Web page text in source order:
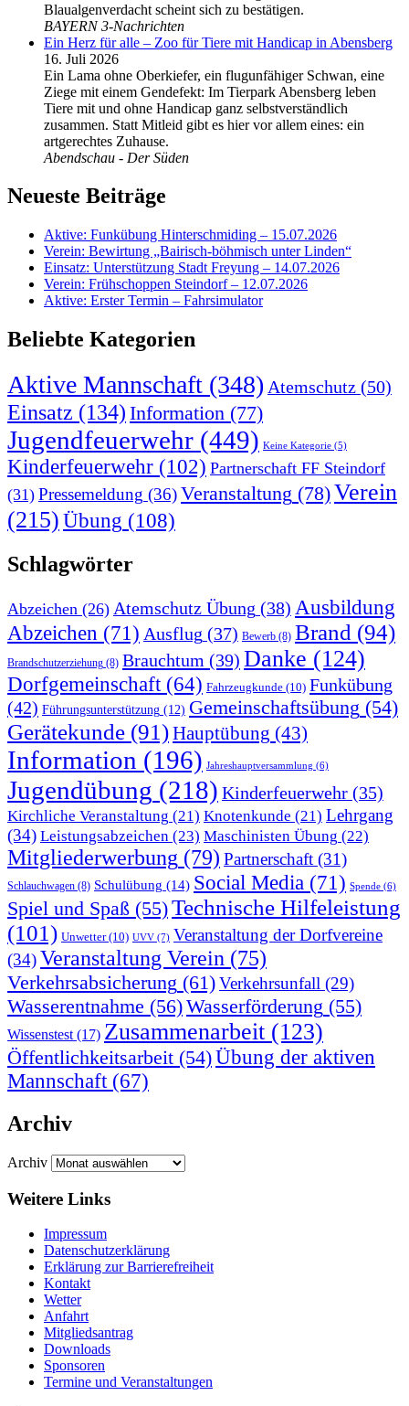
Blaualgenverdacht scheint sich zu bestätigen.
BAYERN 3-Nachrichten
Ein Herz für alle – Zoo für Tiere mit Handicap in Abensberg
16. Juli 2026
Ein Lama ohne Oberkiefer, ein flugunfähiger Schwan, eine
Ziege mit einem Gendefekt: Im Tierpark Abensberg leben
Tiere mit und ohne Handicap ganz selbstverständlich
zusammen. Statt Mitleid gibt es hier vor allem eines: ein
artgerechtes Zuhause.
Abendschau - Der Süden
Neueste Beiträge
Aktive: Funkübung Hinterschmiding – 15.07.2026
Verein: Bewirtung „Bairisch-böhmisch unter Linden“
Einsatz: Unterstützung Stadt Freyung – 14.07.2026
Verein: Frühschoppen Steindorf – 12.07.2026
Aktive: Erster Termin – Fahrsimulator
Beliebte Kategorien
Aktive Mannschaft (348) Atemschutz (50)
Einsatz (134) Information (77)
Jugendfeuerwehr (449) Keine Kategorie (5)
Kinderfeuerwehr (102) Partnerschaft FF Steindorf
(31) Pressemeldung (36)Veranstaltung (78)Verein
(215)Übung (108)
Schlagwörter
Abzeichen (26) Atemschutz Übung (38) Ausbildung
Abzeichen (71) Ausflug (37) Bewerb (8) Brand (94)
Brandschutzerziehung (8) Brauchtum (39) Danke (124)
Dorfgemeinschaft(64) Fahrzeugkunde (10) Funkübung
(42) Führungsunterstützung (12) Gemeinschaftsübung (54)
Gerätekunde (91)Hauptübung (43)
Information (196) Jahreshauptversammlung (6)
Jugendübung (218) Kinderfeuerwehr (35)
Kirchliche Veranstaltung (21) Knotenkunde (21) Lehrgang
(34) Leistungsabzeichen (23) Maschinisten Übung (22)
Mitgliederwerbung (79) Partnerschaft (31)
Schlauchwagen (8) Schulübung (14) Social Media (71) Spende (6)
Spiel und Spaß (55)Technische Hilfeleistung
(101) Unwetter(10) UVV (7) Veranstaltung der Dorfvereine
(34)Veranstaltung Verein (75)
Verkehrsabsicherung (61)Verkehrsunfall (29)
Wasserentnahme (56)Wasserförderung (55)
Wissenstest (17) Zusammenarbeit (123)
Öffentlichkeitsarbeit (54)Übung der aktiven
Mannschaft(67)
Archiv
Archiv
Weitere Links
Impressum
Datenschutzerklärung
Erklärung zur Barriere­frei­heit
Kontakt
Wetter
Anfahrt
Mitgliedsantrag
Downloads
Sponsoren
Termine und Veranstaltungen